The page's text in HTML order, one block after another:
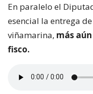
En paralelo el
esencial la entrega
viñamarina, más
fisco.